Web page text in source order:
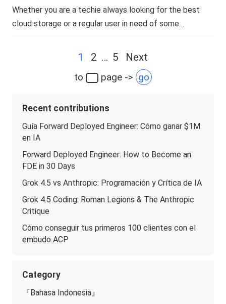
Whether you are a techie always looking for the best
cloud storage or a regular user in need of some…
1 2 … 5 Next
to page -> go
Recent contributions
Guía Forward Deployed Engineer: Cómo ganar $1M
en IA
Forward Deployed Engineer: How to Become an
FDE in 30 Days
Grok 4.5 vs Anthropic: Programación y Crítica de IA
Grok 4.5 Coding: Roman Legions & The Anthropic
Critique
Cómo conseguir tus primeros 100 clientes con el
embudo ACP
Category
『Bahasa Indonesia』